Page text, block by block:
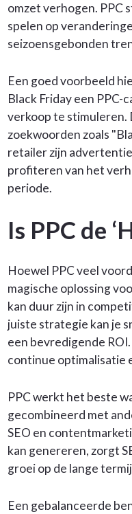
omzet verhogen. PPC
spelen op
seizoensgebonden
Een goed voorbeeld
Black Friday een PPC-
verkoop te stimuleren.
zoekwoorden zoals
retailer zijn
profiteren van het
periode.
Is PPC de
Hoewel PPC veel
magische oplossing
kan duur zijn in
juiste strategie kan je
een bevredigende
continue optimalisatie
PPC werkt het beste
gecombineerd met
SEO en
kan genereren, zorgt
groei op de lange
Een gebalanceerde